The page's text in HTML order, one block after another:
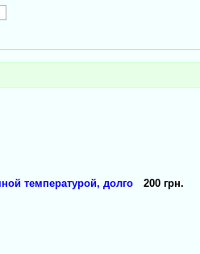
температурой, долго 200 грн.